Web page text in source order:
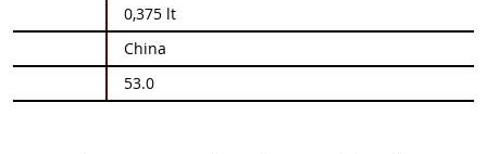
Informationen
0,375 lt
China
53.0